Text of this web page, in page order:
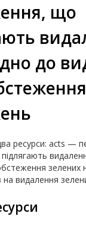
що
до
ресурси: acts —
на видалення